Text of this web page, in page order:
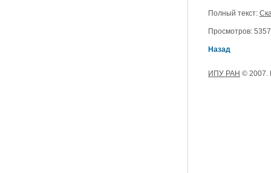
Полный текст:
Просмотров:
Назад
ИПУ РАН © 2007.